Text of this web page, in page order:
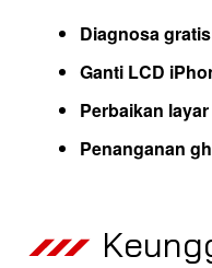
Diagnosa
Ganti LCD
Perbaikan
Penanganan